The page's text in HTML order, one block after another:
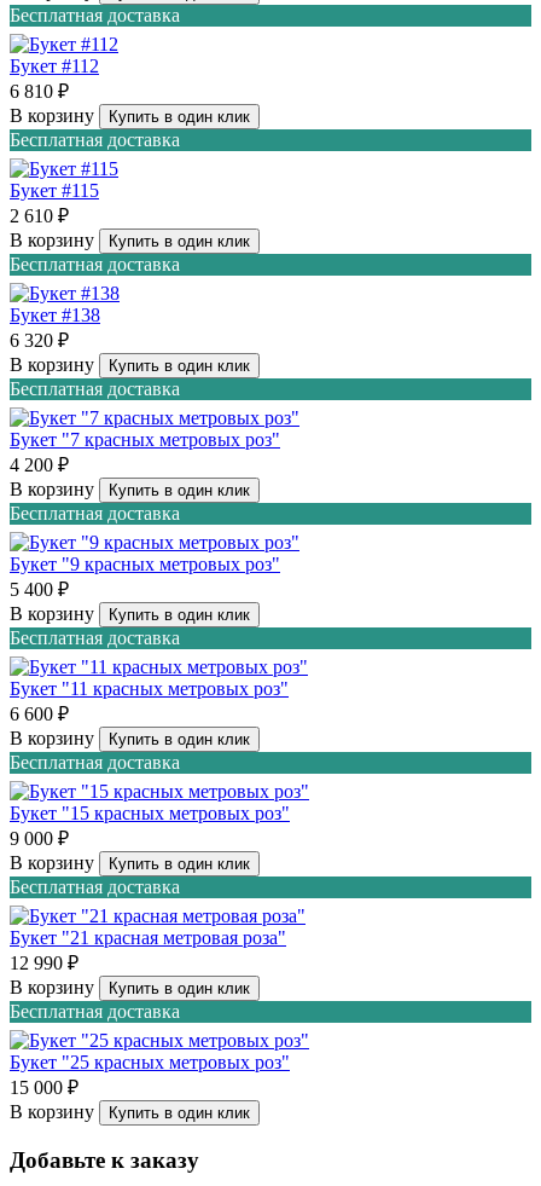
Бесплатная доставка
Букет #112
6 810 ₽
В корзину
Купить в один клик
Бесплатная доставка
Букет #115
2 610 ₽
В корзину
Купить в один клик
Бесплатная доставка
Букет #138
6 320 ₽
В корзину
Купить в один клик
Бесплатная доставка
Букет "7 красных метровых роз"
4 200 ₽
В корзину
Купить в один клик
Бесплатная доставка
Букет "9 красных метровых роз"
5 400 ₽
В корзину
Купить в один клик
Бесплатная доставка
Букет "11 красных метровых роз"
6 600 ₽
В корзину
Купить в один клик
Бесплатная доставка
Букет "15 красных метровых роз"
9 000 ₽
В корзину
Купить в один клик
Бесплатная доставка
Букет "21 красная метровая роза"
12 990 ₽
В корзину
Купить в один клик
Бесплатная доставка
Букет "25 красных метровых роз"
15 000 ₽
В корзину
Купить в один клик
Добавьте к заказу